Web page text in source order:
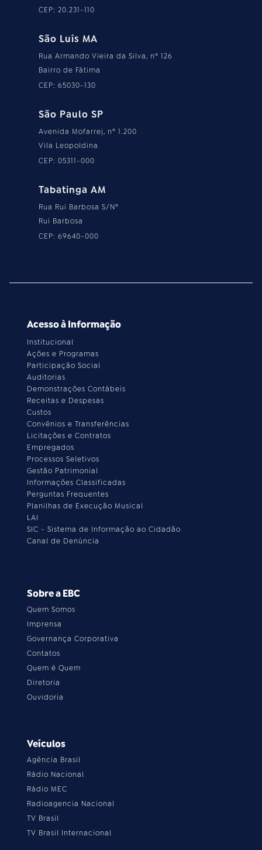
CEP: 20.231-110
São Luís MA
Rua Armando Vieira da Silva, nº 126
Bairro de Fátima
CEP: 65030-130
São Paulo SP
Avenida Mofarrej, nº 1.200
Vila Leopoldina
CEP: 05311-000
Tabatinga AM
Rua Rui Barbosa S/Nº
Rui Barbosa
CEP: 69640-000
Acesso à Informação
Institucional
Ações e Programas
Participação Social
Auditorias
Demonstrações Contábeis
Receitas e Despesas
Custos
Convênios e Transferências
Licitações e Contratos
Empregados
Processos Seletivos
Gestão Patrimonial
Informações Classificadas
Perguntas Frequentes
Planilhas de Execução Musical
LAI
SIC - Sistema de Informação ao Cidadão
Canal de Denúncia
Sobre a EBC
Quem Somos
Imprensa
Governança Corporativa
Contatos
Quem é Quem
Diretoria
Ouvidoria
Veículos
Agência Brasil
Rádio Nacional
Rádio MEC
Radioagencia Nacional
TV Brasil
TV Brasil Internacional